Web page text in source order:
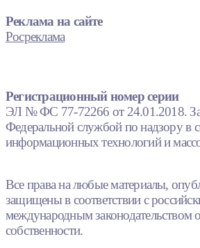
Реклама на сайте
Росреклама
Регистрационный номер серии
ЭЛ № ФС 77-72266 от 24.01.2018.
Федеральной службой по надзору в
информационных технологий и
Все права на любые материалы,
защищены в соответствии с
международным законодательством
собственности.